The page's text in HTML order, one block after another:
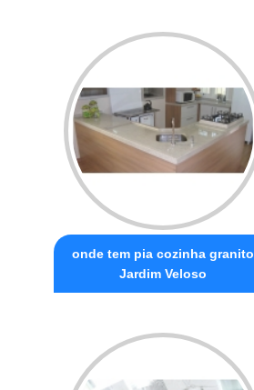
onde tem pia cozinha granito
Jardim Veloso